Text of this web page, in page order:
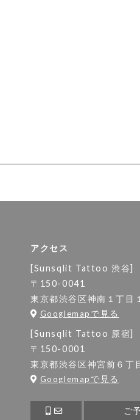
アクセス
[Sunsqlit Tattoo 渋谷]
〒150-0041
東京都渋谷区神南１丁目
Googlemapで見る
[Sunsqlit Tattoo 原宿]
〒150-0001
東京都渋谷区神宮前６丁
Googlemapで見る
ご